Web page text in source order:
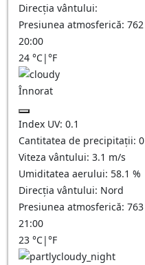
Direcția vântului:
Presiunea atmosferică: 762
20:00
24 °C|°F
Înnorat
Index UV: 0.1
Cantitatea de precipitații: 0
Viteza vântului: 3.1 m/s
Umiditatea aerului: 58.1 %
Direcția vântului: Nord
Presiunea atmosferică: 763
21:00
23 °C|°F